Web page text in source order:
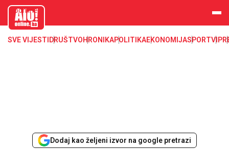
aloonline.b
SVE VIJESTI DRUŠTVOHRONIKAPOLITIKAEKONOMIJASPORTVIP
Dodaj kao željeni izvor na google pretrazi